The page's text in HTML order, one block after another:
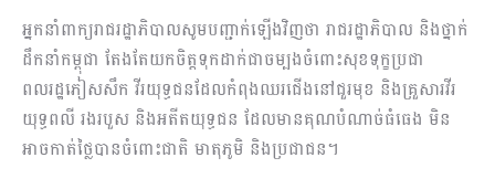
អ្នកនាំពាក្យរាជរដ្ឋាភិបាលសូមបញ្ជាក់ឡើងវិញថា រាជរដ្ឋាភិបាល និងថ្នាក់
ដឹកនាំកម្ពុជា តែងតែយកចិត្តទុកដាក់ជាចម្បងចំពោះសុខទុក្ខប្រជា
ពលរដ្ឋភៀសសឹក វីរយុទ្ធជនដែលកំពុងឈរជើងនៅជួរមុខ និងគ្រួសារវីរ
យុទ្ធពលី រងរបួស និងអតីតយុទ្ធជន ដែលមានគុណបំណាច់ធំធេង មិន
អាចកាត់ថ្លៃបានចំពោះជាតិ មាតុភូមិ និងប្រជាជន។